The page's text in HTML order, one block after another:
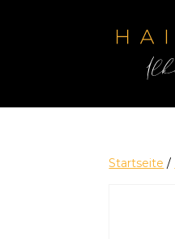
Startseite /